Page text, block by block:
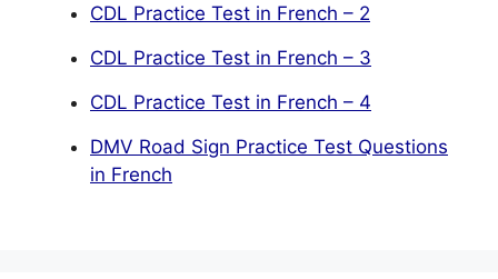
CDL Practice Test in French – 2
CDL Practice Test in French – 3
CDL Practice Test in French – 4
DMV Road Sign Practice Test Questions
in French